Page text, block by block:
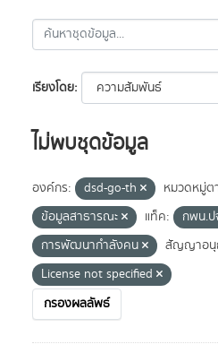
เรียงโดย
ไม่พบชุดข้อมูล
องค์กร: dsd-go-th
หมวดหมู่ต
ข้อมูลสาธารณะ
แท็ค:
กพน.ป
การพัฒนากำลังคน
สัญญาอ
License not specified
กรองผลลัพธ์